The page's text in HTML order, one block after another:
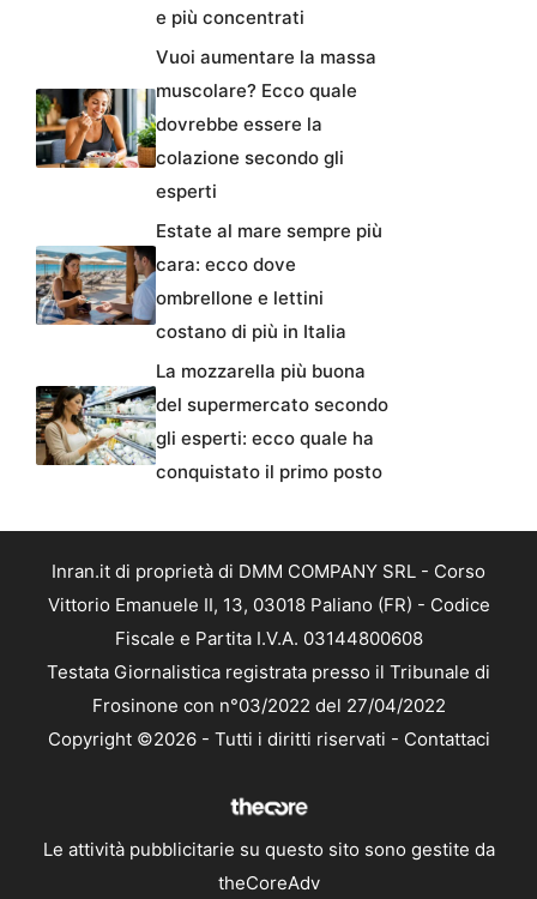
e più concentrati
Vuoi aumentare la massa
muscolare? Ecco quale
dovrebbe essere la
colazione secondo gli
esperti
Estate al mare sempre più
cara: ecco dove
ombrellone e lettini
costano di più in Italia
La mozzarella più buona
del supermercato secondo
gli esperti: ecco quale ha
conquistato il primo posto
Inran.it di proprietà di DMM COMPANY SRL - Corso
Vittorio Emanuele II, 13, 03018 Paliano (FR) - Codice
Fiscale e Partita I.V.A. 03144800608
Testata Giornalistica registrata presso il Tribunale di
Frosinone con n°03/2022 del 27/04/2022
Copyright ©2026 - Tutti i diritti riservati - Contattaci
Le attività pubblicitarie su questo sito sono gestite da
theCoreAdv